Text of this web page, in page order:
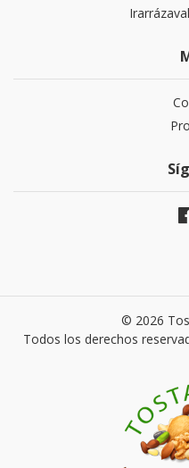
© 2026
Todos los derechos